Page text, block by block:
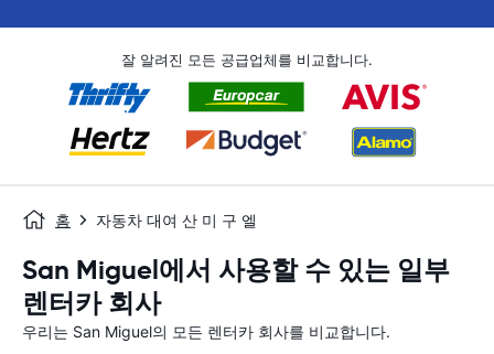
잘 알려진 모든 공급업체를 비교합니다.
홈 자동차 대여 산 미 구 엘
San Miguel에서 사용할 수 있는 일부
렌터카 회사
우리는 San Miguel의 모든 렌터카 회사를 비교합니다.